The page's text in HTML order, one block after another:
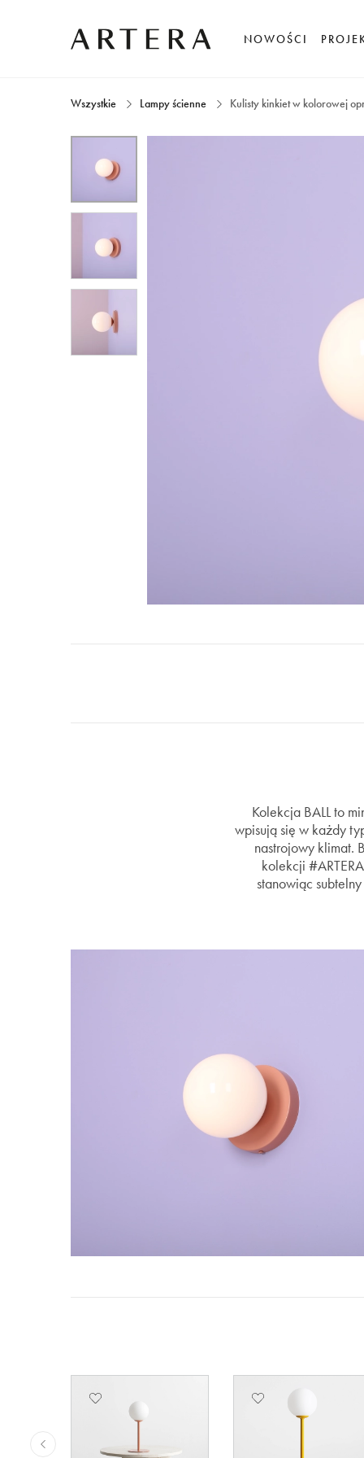
NOWOŚCI
Wszystkie Lampy ścienne Kulisty kinkiet w kolorowej
Kolekcja BALL to
wpisują się w każdy
nastrojowy klimat.
kolekcji
stanowiąc